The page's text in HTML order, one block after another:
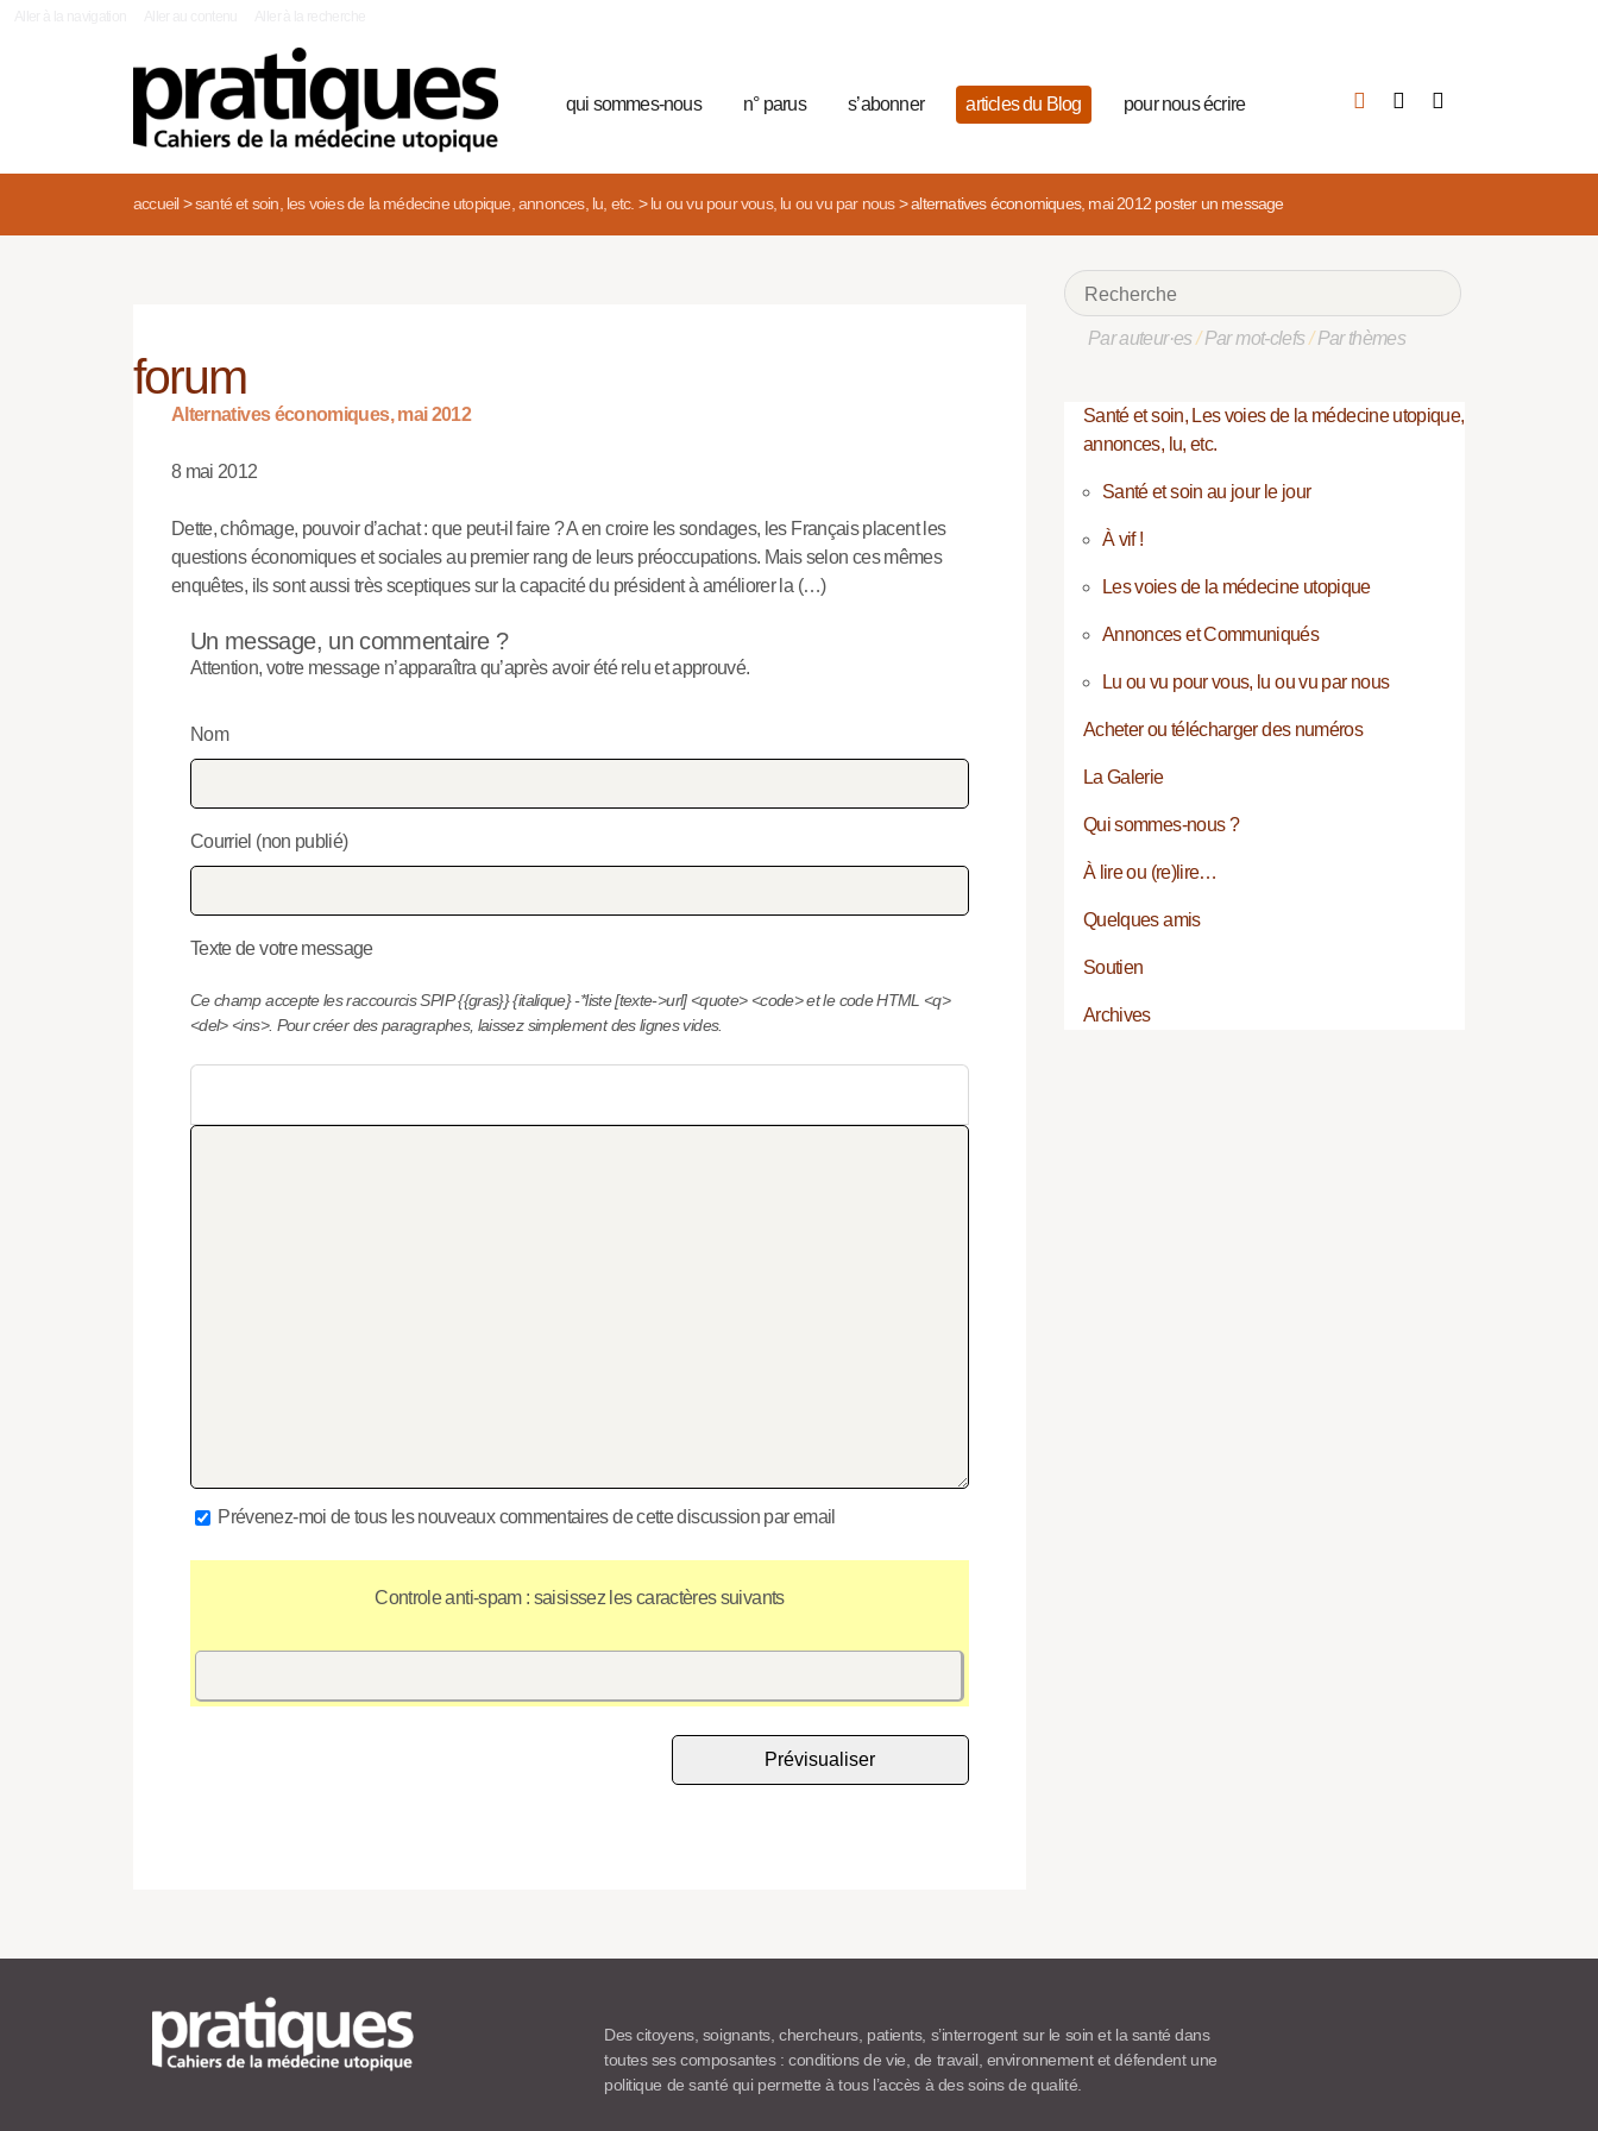
qui sommes-nous n° parus s’abonner articles du Blog pour nous écrire
accueil> santé et soin, les voies de la médecine utopique, annonces, lu, etc. > lu ou vu pour vous, lu ou vu par nous> alternatives économiques, mai 2012 poster un message
forum
Alternatives économiques, mai 2012
8 mai 2012
Dette, chômage, pouvoir d’achat : que peut-il faire ? A en croire les sondages, les Français placent les
questions économiques et sociales au premier rang de leurs préoccupations. Mais selon ces mêmes
enquêtes, ils sont aussi très sceptiques sur la capacité du président à améliorer la (…)
Un message, un commentaire ?
Attention, votre message n’apparaîtra qu’après avoir été relu et approuvé.
Nom
Courriel (non publié)
Texte de votre message
Ce champ accepte les raccourcis SPIP{{gras}} {italique} -*liste [texte->url] <quote> <code>et le code HTML <q>
<del> <ins>. Pour créer des paragraphes, laissez simplement des lignes vides.
Prévenez-moi de tous les nouveaux commentaires de cette discussion par email
Controle anti-spam : saisissez les caractères suivants
Par auteur·es/Par mot-clefs/Par thèmes
Santé et soin, Les voies de la médecine utopique,
annonces, lu, etc.
Santé et soin au jour le jour
À vif !
Les voies de la médecine utopique
Annonces et Communiqués
Lu ou vu pour vous, lu ou vu par nous
Acheter ou télécharger des numéros
La Galerie
Qui sommes-nous ?
À lire ou (re)lire…
Quelques amis
Soutien
Archives
Des citoyens, soignants, chercheurs, patients, s’interrogent sur le soin et la santé dans
toutes ses composantes : conditions de vie, de travail, environnement et défendent une
politique de santé qui permette à tous l’accès à des soins de qualité.